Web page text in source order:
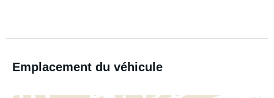
Emplacement du véhicule